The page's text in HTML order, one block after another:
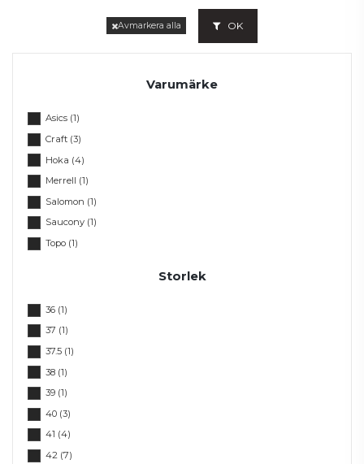
Avmarkera alla OK
Varumärke
Asics (1)
Craft (3)
Hoka (4)
Merrell (1)
Salomon (1)
Saucony (1)
Topo (1)
Storlek
36 (1)
37 (1)
37.5 (1)
38 (1)
39 (1)
40 (3)
41 (4)
42 (7)